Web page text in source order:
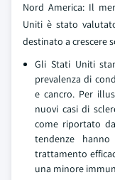
Nord America: Il
Uniti è stato
destinato a crescere
Gli Stati Uniti
prevalenza di
e cancro. Per
nuovi casi di
come riportato
tendenze
trattamento
una minore